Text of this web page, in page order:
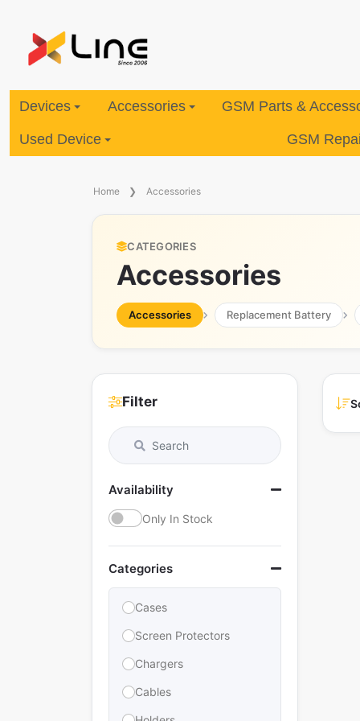
Devices Accessories GSM Parts &
Used Device GSM
Home Accessories
CATEGORIES
Accessories
Accessories Replacement Battery
Filter
Availability
Only In Stock
Categories
Cases
Screen Protectors
Chargers
Cables